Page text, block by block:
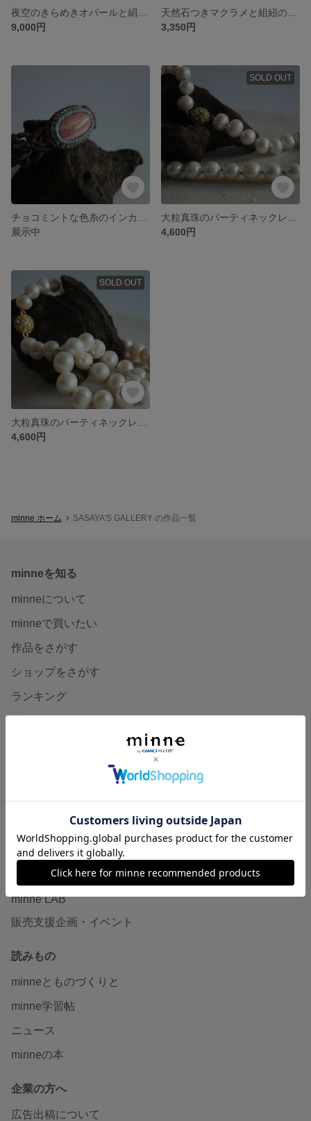
9,000円
3,350円
展示中
SOLD OUT
4,600円
SOLD OUT
4,600円
minne ホーム SASAYA'S GALLERY の作品一覧
minneを知る
minneについて
minneで買いたい
作品をさがす
ショップをさがす
ランキング
食品販売
ダウンロード販売
minne PLUS
minne LAB
販売支援企画・イベント
読みもの
minneとものづくりと
minne学習帖
ニュース
minneの本
企業の方へ
広告出稿について